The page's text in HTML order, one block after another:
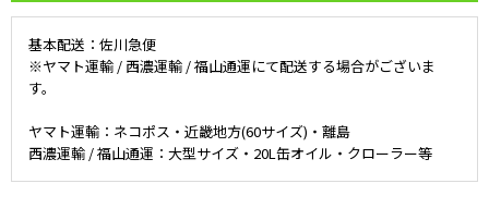
基本配送：佐川急便
※ヤマト運輸 / 西濃運輸 / 福山通運にて配送する場合がございま
す。
ヤマト運輸：ネコポス・近畿地方(60サイズ)・離島
西濃運輸 / 福山通運：大型サイズ・20L缶オイル・クローラー等